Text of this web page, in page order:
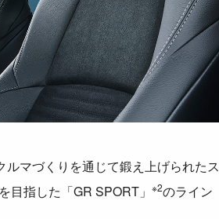
マづくりを通じて鍛え上げられたス
目指した「GR SPORT」※2のライン